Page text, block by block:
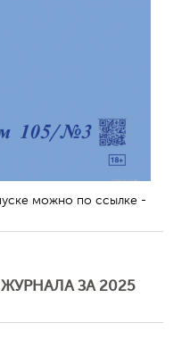
можно по ссылке -
ЗА 2025